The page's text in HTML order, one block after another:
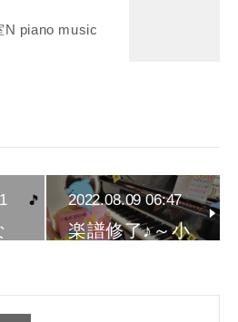
N piano music
2022.08.09 06:47
楽譜修了♪～小